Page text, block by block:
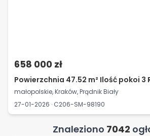
658 000 zł
Powierzchnia 47.52 m² Ilość pokoi 3
małopolskie, Kraków, Prądnik Biały
27-01-2026 · C206-SM-98190
Znaleziono 7042